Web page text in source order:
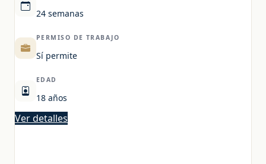
24 semanas
PERMISO DE TRABAJO
Sí permite
EDAD
18 años
Ver detalles